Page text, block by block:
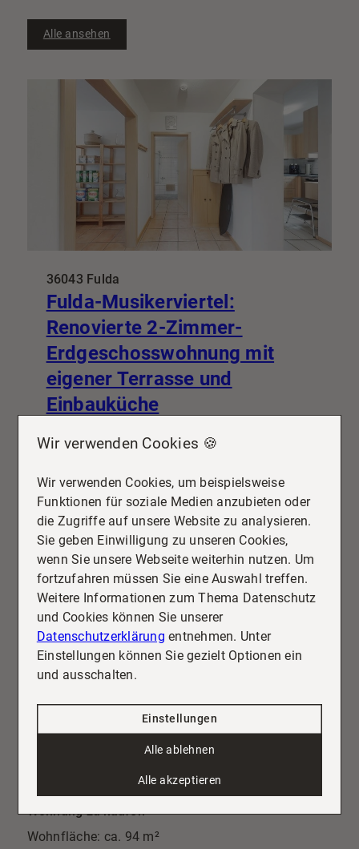
Alle ansehen
36043 Fulda
Fulda-Musikerviertel:
Renovierte 2-Zimmer-
Erdgeschosswohnung mit
eigener Terrasse und
Einbauküche
Wohnfläche: ca. 74 m²
Kaltmiete: 940 €
Mehr erfahren
Wohnung zu kaufen
Wohnfläche: ca. 94 m²
Wir verwenden Cookies 🍪
Wir verwenden Cookies, um beispielsweise
Funktionen für soziale Medien anzubieten oder
die Zugriffe auf unsere Website zu analysieren.
Sie geben Einwilligung zu unseren Cookies,
wenn Sie unsere Webseite weiterhin nutzen. Um
fortzufahren müssen Sie eine Auswahl treffen.
Weitere Informationen zum Thema Datenschutz
und Cookies können Sie unserer
Datenschutzerklärung entnehmen. Unter
Einstellungen können Sie gezielt Optionen ein
und ausschalten.
Einstellungen
Alle ablehnen
Alle akzeptieren